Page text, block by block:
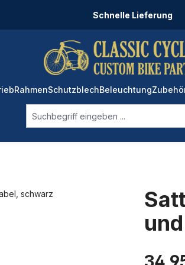
Schnelle Lieferung
RahmenSchutzblechBeleuchtung